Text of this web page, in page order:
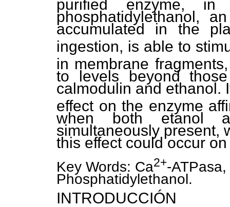
purified enzyme,
phosphatidylethanol,
accumulated in the
ingestion, is able to
in membrane
to levels beyond
calmodulin and ethanol.
effect on the enzyme
when both etanol
simultaneously present,
this effect could occur
Key Words: Ca2+-
Phosphatidylethanol.
INTRODUCCIÓN